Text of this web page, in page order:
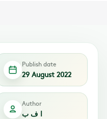
Publish date
29 August 2022
Author
ا ف ب